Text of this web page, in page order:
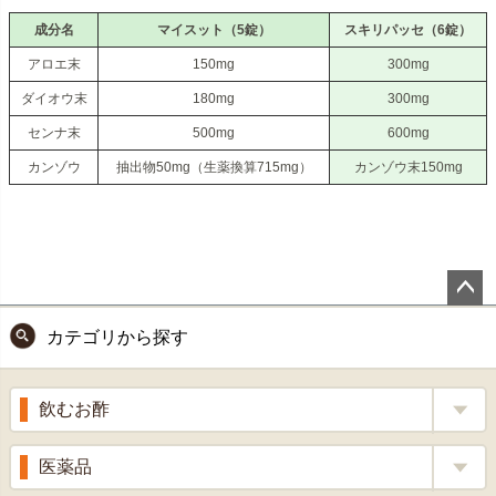
成分名 マイスット（5錠） スキリパッセ（6錠）
アロエ末 150mg 300mg
ダイオウ末 180mg 300mg
センナ末 500mg 600mg
カンゾウ 抽出物50mg（生薬換算715mg） カンゾウ末150mg
ップ
へ
カテゴリから探す
飲むお酢
補酵素のちから
医薬品